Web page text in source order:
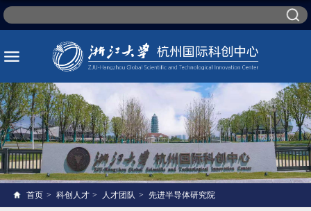
首页 > 科创人才 > 人才团队 > 先进半导体研究院